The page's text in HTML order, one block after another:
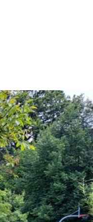
studentischen
Verstärkung!